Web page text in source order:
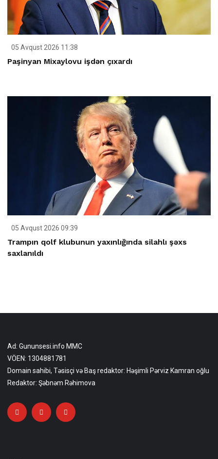
05 Avqust 2026 11:38
Paşinyan Mixaylovu işdən çıxardı
05 Avqust 2026 09:39
Trampın qolf klubunun yaxınlığında silahlı şəxs
saxlanıldı
Ad: Gununsesi.info MMC
VÖEN: 1304881781
Domain sahibi, Təsisçi və Baş redaktor: Həşimli Pərviz Kamran oğlu
Redaktor: Şəbnəm Rəhimova